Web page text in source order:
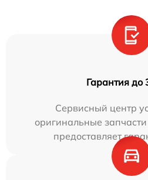
Гарантия до
Сервисный центр
оригинальные
предоставляет